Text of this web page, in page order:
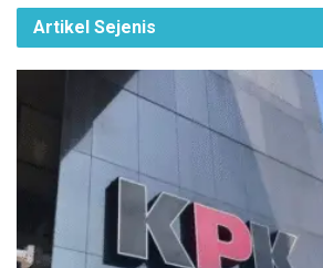
Artikel Sejenis